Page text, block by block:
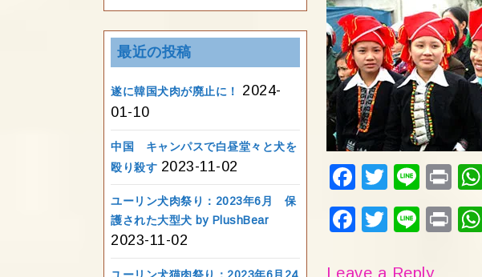
最近の投稿
遂に韓国犬肉が廃止に！
2024-
01-10
中国 キャンパスで白昼堂々と犬を
殴り殺す 2023-11-02
ユーリン犬肉祭り：2023年6月 保
護された大型犬 by PlushBear
2023-11-02
Fac
ebo
ok
Twi
tter
Lin
e
Pri
nt
Fac
ok
Twi
Lin
Pri
Leave a Reply